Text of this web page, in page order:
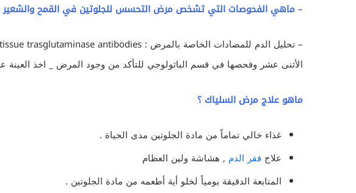
– ماهي الفحوصات التي تشخص مرض التحسس للجلوتين في القمح والشعير
الأثنى عشر وفحصها في قسم الباثولوجي للتأكد من وجود المرض _ اخذ العينة
ماهو علاج مرض السلياك ؟
غذاء خالي تماماً من مادة الجلوتين مدى الحياة .
علاج فقر الدم , هشاشة ولين العظام
المتابعة الدقيقة يومياً لخلو أية أطعمه من مادة الجلوتين .